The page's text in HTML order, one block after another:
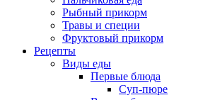
Рыбный прикорм
Травы и специи
Фруктовый прикорм
Рецепты
Виды еды
Первые блюда
Суп-пюре